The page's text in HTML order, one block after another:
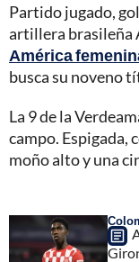
Partido jugado,
artillera brasileña
América
busca su noveno
La 9 de la
campo. Espigada,
moño alto y una